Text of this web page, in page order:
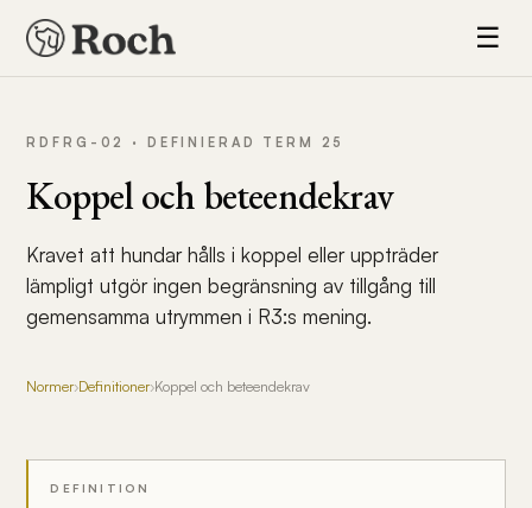
☰
RDFRG-02 · DEFINIERAD TERM 25
Koppel och beteendekrav
Kravet att hundar hålls i koppel eller uppträder
lämpligt utgör ingen begränsning av tillgång till
gemensamma utrymmen i R3:s mening.
Normer›Definitioner›Koppel och beteendekrav
DEFINITION